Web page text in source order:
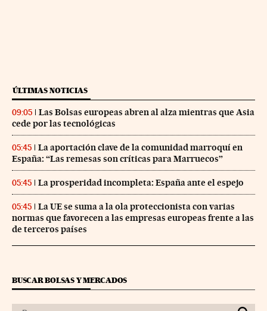
ÚLTIMAS NOTICIAS
09:05
Las Bolsas europeas abren al alza mientras que Asia
cede por las tecnológicas
05:45
La aportación clave de la comunidad marroquí en
España: “Las remesas son críticas para Marruecos”
05:45 La prosperidad incompleta: España ante el espejo
05:45
La UE se suma a la ola proteccionista con varias
normas que favorecen a las empresas europeas frente a las
de terceros países
BUSCAR BOLSAS Y MERCADOS